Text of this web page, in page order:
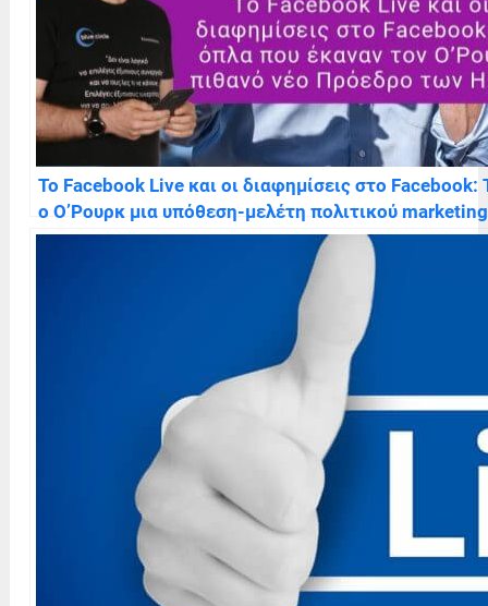
Το Facebook Live και οι διαφημίσεις στο
ο Ο’Ρουρκ μια υπόθεση-μελέτη πολιτικού marketing